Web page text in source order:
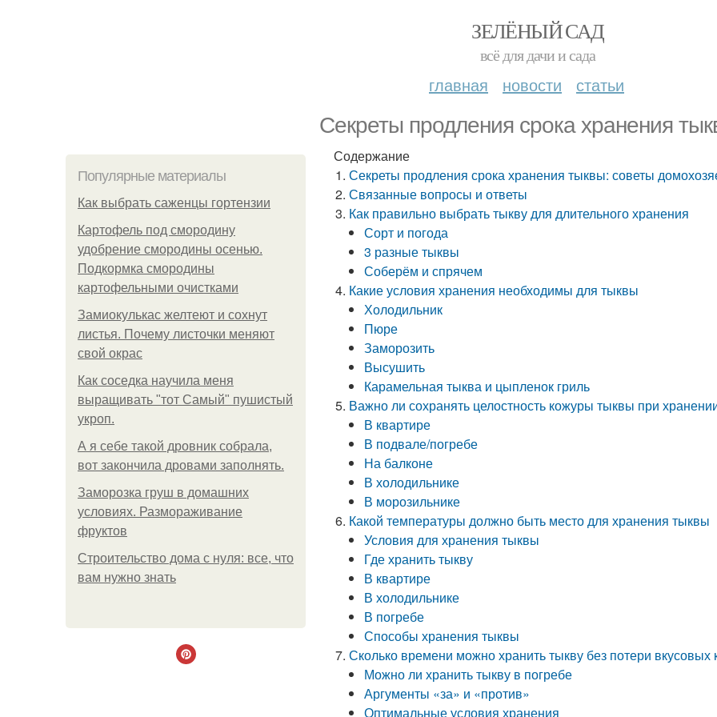
ЗЕЛЁНЫЙ САД
всё для дачи и сада
главная новости статьи
Секреты продления срока хранения
Популярные материалы
Как выбрать саженцы гортензии
Картофель под смородину
удобрение смородины осенью.
Подкормка смородины
картофельными очистками
Замиокулькас желтеют и сохнут
листья. Почему листочки меняют
свой окрас
Как соседка научила меня
выращивать "тот Самый" пушистый
укроп.
А я себе такой дровник собрала,
вот закончила дровами заполнять.
Заморозка груш в домашних
условиях. Размораживание
фруктов
Строительство дома с нуля: все, что
вам нужно знать
Содержание
Секреты продления срока хранения тыквы: советы
Связанные вопросы и ответы
Как правильно выбрать тыкву для длительного хранения
Сорт и погода
3 разные тыквы
Соберём и спрячем
Какие условия хранения необходимы для тыквы
Холодильник
Пюре
Заморозить
Высушить
Карамельная тыква и цыпленок гриль
Важно ли сохранять целостность кожуры тыквы при
В квартире
В подвале/погребе
На балконе
В холодильнике
В морозильнике
Какой температуры должно быть место для хранения тыквы
Условия для хранения тыквы
Где хранить тыкву
В квартире
В холодильнике
В погребе
Способы хранения тыквы
Сколько времени можно хранить тыкву без потери вкусовых
Можно ли хранить тыкву в погребе
Аргументы «за» и «против»
Оптимальные условия хранения